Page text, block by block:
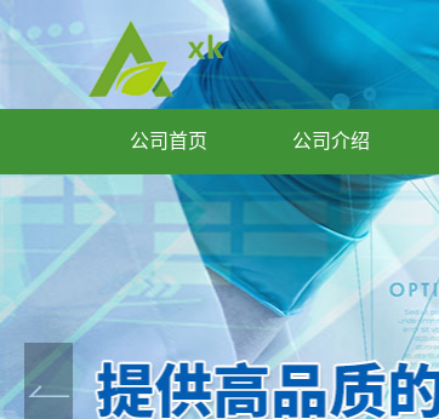
公司首页 公司介绍